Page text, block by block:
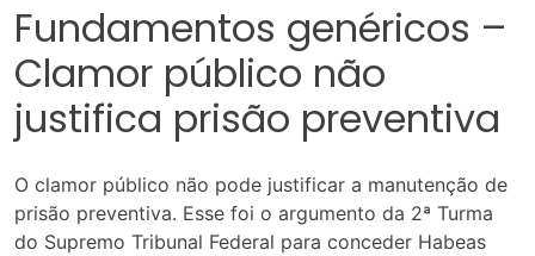
Fundamentos genéricos –
Clamor público não
justifica prisão preventiva
O clamor público não pode justificar a manutenção de
prisão preventiva. Esse foi o argumento da 2ª Turma
do Supremo Tribunal Federal para conceder Habeas